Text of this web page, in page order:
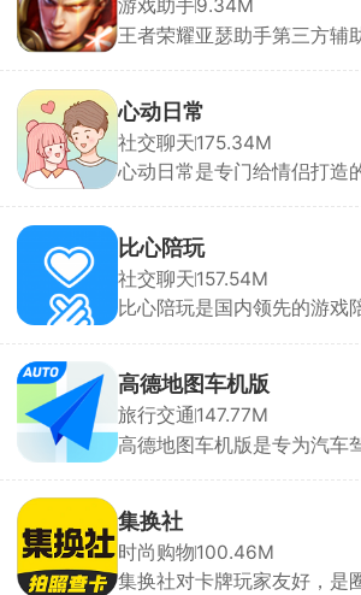
会上新热门资源，适合想找
工具、免费看剧看小说的人
游戏助手9.34M
王者荣耀亚瑟助手第三方辅
质优化、帧率增强等服务，
装，获取各类经验，有效的
巧。
心动日常
社交聊天175.34M
心动日常是专门给情侣打造
的地、出门坐车、手机解锁
机都会自动发提醒。里面全
甜蜜玩法，还有情侣必做
清单，写双人日记，纪念日
比心陪玩
社交聊天157.54M
比心陪玩是国内领先的游戏
分指导、娱乐互动等服务，
样化需求。多支明星战队入
EDG、FPX、LNG等，玩家
手连麦开黑、参与青训招募
务，满足用户多样化需求。
高德地图车机版
旅行交通 147.77M
高德地图车机版是专为汽车
能为用户规划最佳路线。提
更新、事故预警、施工提示
助用户提前规划绕行路线，
无需分心查看手机或屏幕，
集换社
时尚购物100.46M
集换社对卡牌玩家友好，是